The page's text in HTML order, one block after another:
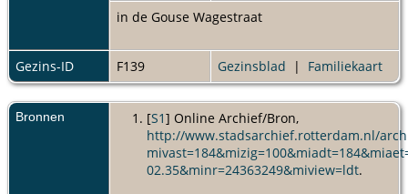
in de Gouse Wagestraat
Gezins-ID F139 Gezinsblad | Familiekaart
Bronnen [S1] Online Archief/Bron,
http://www.stadsarchief.rotterdam.nl/
02.35&minr=24363249&miview=ldt.